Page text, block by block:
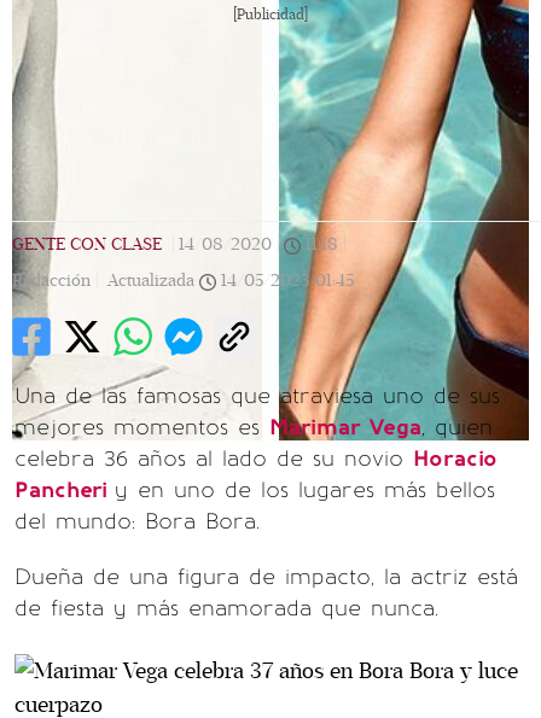
[Publicidad]
GENTE CON CLASE 14/08/2020 11:18
Redacción |
Actualizada 14/05/2023 01:45
Una de las famosas que atraviesa uno de sus
mejores momentos es Marimar Vega, quien
celebra 36 años al lado de su novio Horacio
Pancheri y en uno de los lugares más bellos
del mundo: Bora Bora.
Dueña de una figura de impacto, la actriz está
de fiesta y más enamorada que nunca.